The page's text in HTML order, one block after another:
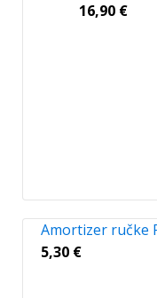
16,90 €
Amortizer ručke
5,30 €